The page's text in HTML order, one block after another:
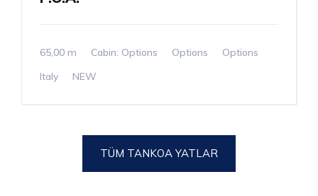
65,00 m Cabin: Options Options
Options
Italy
NEW
TÜM TANKOA YATLAR